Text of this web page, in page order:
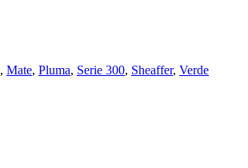
, Mate, Pluma, Serie 300, Sheaffer, Verde